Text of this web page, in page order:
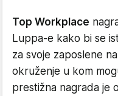
Top Workplace
Luppa-e kako bi se
za svoje zaposlene
okruženje u kom
prestižna nagrada je